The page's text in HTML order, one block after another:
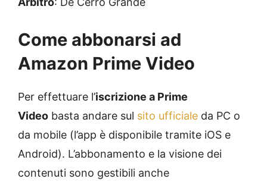
Come abbonarsi ad
Amazon Prime Video
Per effettuare l’iscrizione a Prime
Video basta andare sul sito ufficiale da PC o
da mobile (l’app è disponibile tramite iOS e
Android). L’abbonamento e la visione dei
contenuti sono gestibili anche